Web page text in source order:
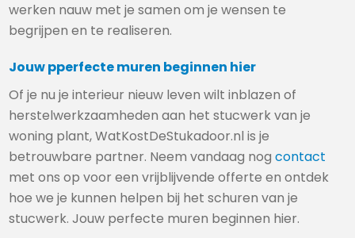
werken nauw met je samen om je wensen te
begrijpen en te realiseren.
Jouw pperfecte muren beginnen hier
Of je nu je interieur nieuw leven wilt inblazen of
herstelwerkzaamheden aan het stucwerk van je
woning plant, WatKostDeStukadoor.nl is je
betrouwbare partner. Neem vandaag nogcontact
met ons op voor een vrijblijvende offerte en ontdek
hoe we je kunnen helpen bij het schuren van je
stucwerk. Jouw perfecte muren beginnen hier.